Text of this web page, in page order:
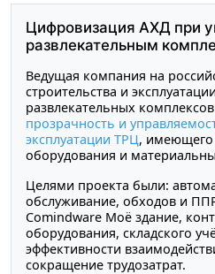
Цифровизация АХД при
развлекательным
Ведущая компания на
строительства и
развлекательных комплексов
прозрачность и
эксплуатации ТРЦ, имеющего
оборудования и
Целями проекта были:
обслуживание, обходов и
Comindware Моё здание,
оборудования, складского
эффективности
сокращение трудозатрат.